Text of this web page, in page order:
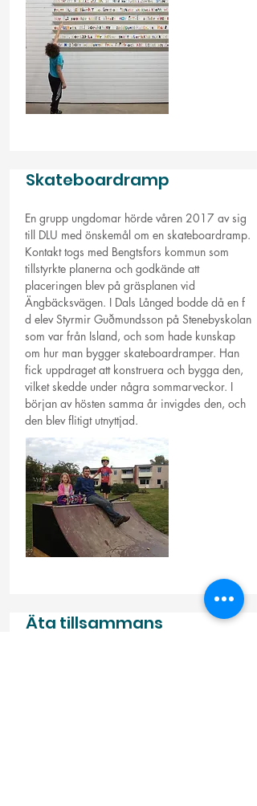
Skateboardramp
En grupp ungdomar hörde våren 2017 av sig
till DLU med önskemål om en skateboardramp.
Kontakt togs med Bengtsfors kommun som
tillstyrkte planerna och godkände att
placeringen blev på gräsplanen vid
Ängbäcksvägen. I Dals Långed bodde då en f
d elev Styrmir Guðmundsson på Stenebyskolan
som var från Island, och som hade kunskap
om hur man bygger skateboardramper. Han
fick uppdraget att konstruera och bygga den,
vilket skedde under några sommarveckor. I
början av hösten samma år invigdes den, och
den blev flitigt utnyttjad.
Äta tillsammans